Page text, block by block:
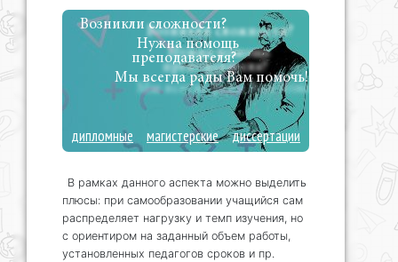
Возникли сложности?
Нужна помощь
преподавателя?
Мы всегда рады Вам помочь!
дипломные магистерские диссертации
В рамках данного аспекта можно выделить
плюсы: при самообразовании учащийся сам
распределяет нагрузку и темп изучения, но
с ориентиром на заданный объем работы,
установленных педагогов сроков и пр.